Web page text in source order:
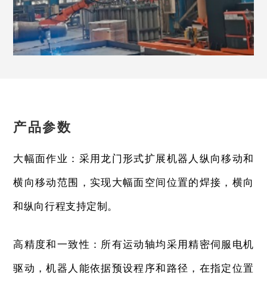
产品参数
大幅面作业：采用龙门形式扩展机器人纵向移动和
横向移动范围，实现大幅面空间位置的焊接，横向
和纵向行程支持定制。
高精度和一致性：所有运动轴均采用精密伺服电机
驱动，机器人能依据预设程序和路径，在指定位置